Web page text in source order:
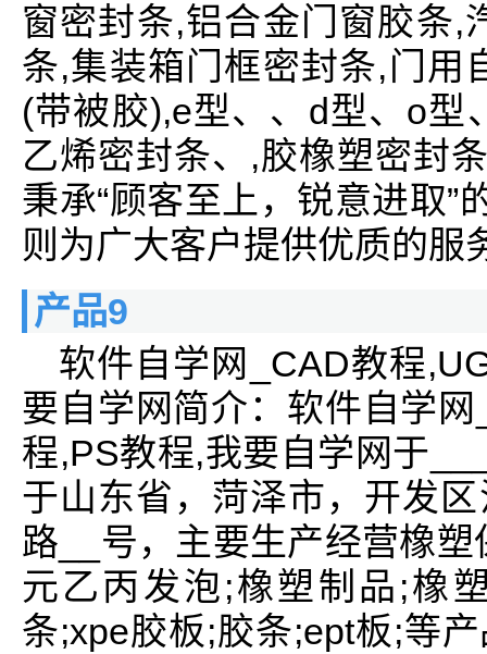
窗密封条,铝合金门窗胶条,
条,集装箱门框密封条,门用
(带被胶),e型、、d型、o型
乙烯密封条、,胶橡塑密封
秉承“顾客至上，锐意进取”
则为广大客户提供优质的服
产品9
软件自学网_CAD教程
要自学网简介：软件自学
程,PS教程,我要自学网于
于山东省，菏泽市，开发
路__号，主要生产经营橡
元乙丙发泡;橡塑制品;橡
条;xpe胶板;胶条;ept板;等